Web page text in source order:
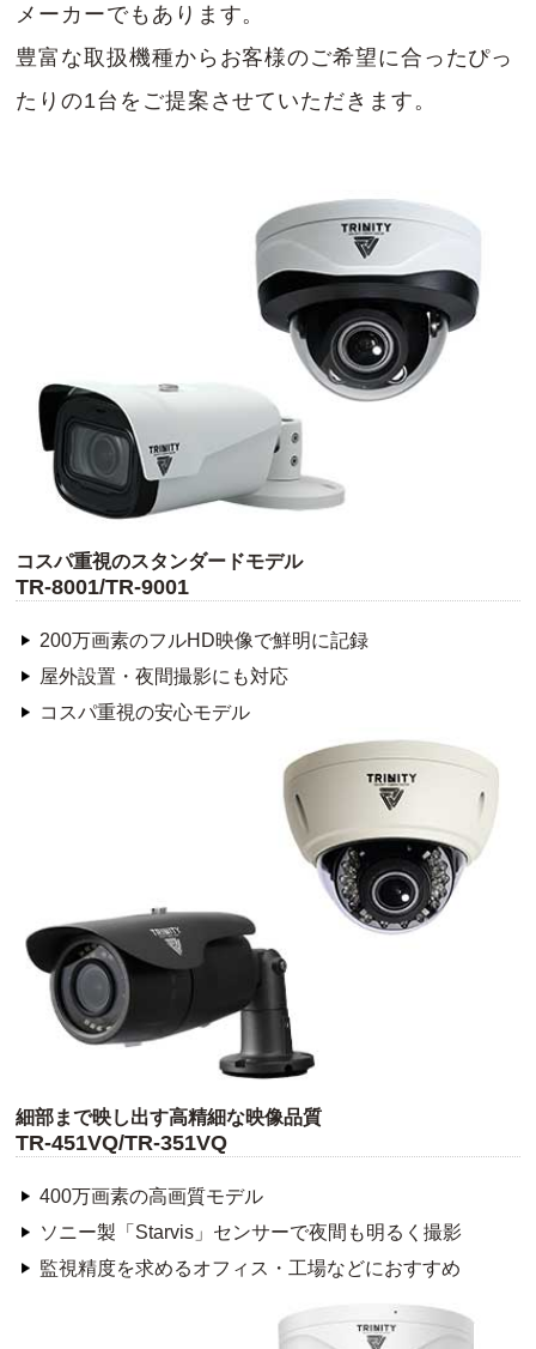
メーカーでもあります。
豊富な取扱機種からお客様のご希望に合ったぴっ
たりの1台をご提案させていただきます。
コスパ重視のスタンダードモデル
TR-8001/TR-9001
200万画素のフルHD映像で鮮明に記録
屋外設置・夜間撮影にも対応
コスパ重視の安心モデル
細部まで映し出す高精細な映像品質
TR-451VQ/TR-351VQ
400万画素の高画質モデル
ソニー製「Starvis」センサーで夜間も明るく撮影
監視精度を求めるオフィス・工場などにおすすめ